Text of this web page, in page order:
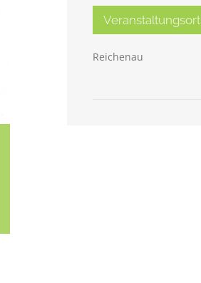
Veranstaltungsort
Reichenau